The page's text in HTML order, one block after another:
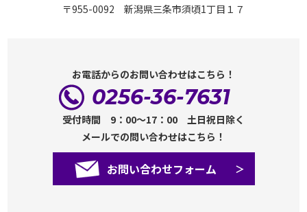
〒955-0092 新潟県三条市須頃1丁目１７
お電話からのお問い合わせはこちら！
0256-36-7631
受付時間 9：00～17：00 土日祝日除く
メールでの問い合わせはこちら！
お問い合わせフォーム